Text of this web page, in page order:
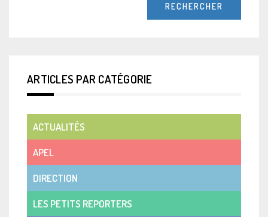
ARTICLES PAR CATÉGORIE
ACTUALITÉS
APEL
DIRECTION
LES PETITS REPORTERS